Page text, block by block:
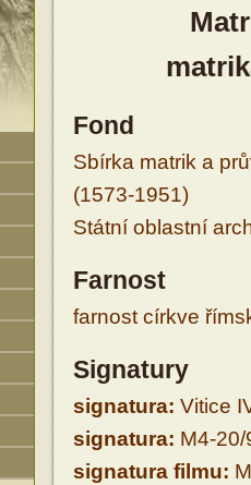
Fond
Sbírka matrik a
(1573-1951)
Státní oblastní
Farnost
farnost církve
Signatury
signatura: Vitice
signatura: M4-20/
signatura filmu: